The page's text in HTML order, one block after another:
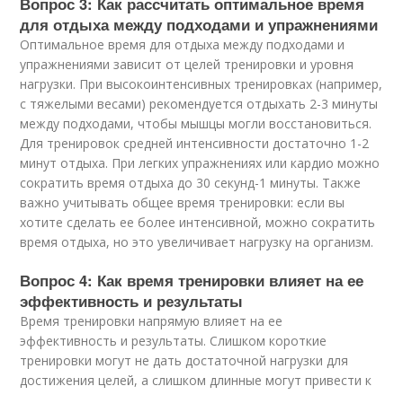
для отдыха между подходами и упражнениями
Оптимальное время для отдыха между подходами и
упражнениями зависит от целей тренировки и уровня
нагрузки. При высокоинтенсивных тренировках (например,
с тяжелыми весами) рекомендуется отдыхать 2-3 минуты
между подходами, чтобы мышцы могли восстановиться.
Для тренировок средней интенсивности достаточно 1-2
минут отдыха. При легких упражнениях или кардио можно
сократить время отдыха до 30 секунд-1 минуты. Также
важно учитывать общее время тренировки: если вы
хотите сделать ее более интенсивной, можно сократить
время отдыха, но это увеличивает нагрузку на организм.
Вопрос 4: Как время тренировки влияет на ее
эффективность и результаты
Время тренировки напрямую влияет на ее
эффективность и результаты. Слишком короткие
тренировки могут не дать достаточной нагрузки для
достижения целей, а слишком длинные могут привести к